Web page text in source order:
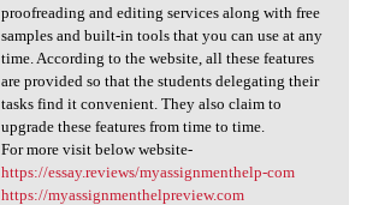
proofreading and editing services along with free
samples and built-in tools that you can use at any
time. According to the website, all these features
are provided so that the students delegating their
tasks find it convenient. They also claim to
upgrade these features from time to time.
For more visit below website-
https://essay.reviews/myassignmenthelp-com
https://myassignmenthelpreview.com